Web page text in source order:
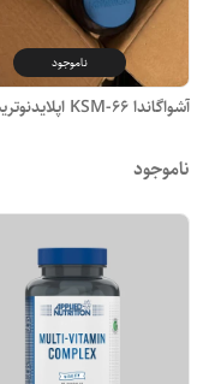
ناموجود
آشواگاندا KSM-66 اپلایدنوتریشن
ناموجود